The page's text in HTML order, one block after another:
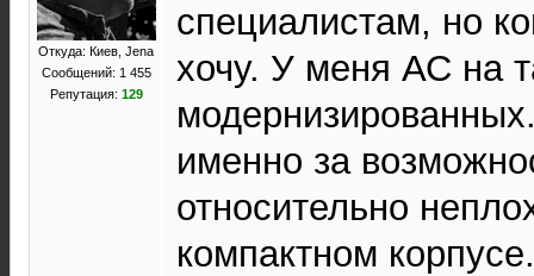
Откуда: Киев, Jena
Сообщений: 1 455
Репутация: 129
специалистам, но
хочу. У меня АС на
именно за
относительно
компактном